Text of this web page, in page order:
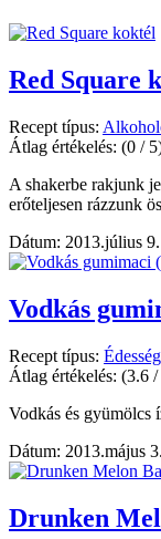
Red Square
Recept típus:
Átlag értékelés: (0 /
A shakerbe rakjunk
erőteljesen rázzunk
Dátum: 2013.július 9.
Vodkás
Recept típus:
Átlag értékelés: (3.6 /
Vodkás és gyümölcs
Dátum: 2013.május 3.
Drunken